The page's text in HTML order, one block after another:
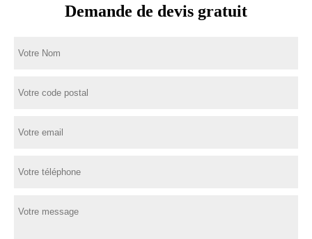
Demande de devis gratuit